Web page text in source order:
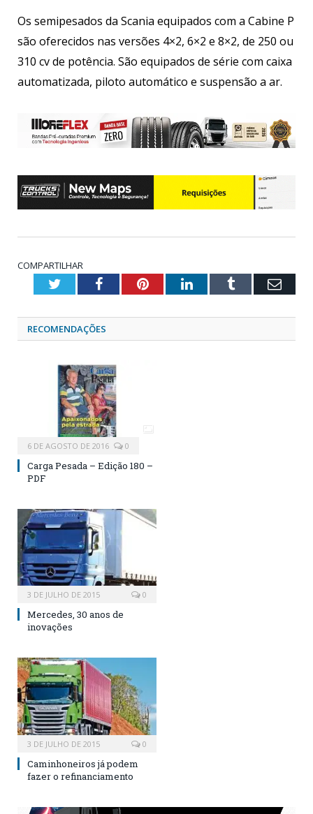
Os semipesados da Scania equipados com a Cabine P
são oferecidos nas versões 4×2, 6×2 e 8×2, de 250 ou
310 cv de potência. São equipados de série com caixa
automatizada, piloto automático e suspensão a ar.
COMPARTILHAR
TwitterFacebookPinterestLinkedInTumblr
RECOMENDAÇÕES
6 DE AGOSTO DE 2016 0
Carga Pesada – Edição 180 –
PDF
3 DE JULHO DE 2015 0
Mercedes, 30 anos de
inovações
3 DE JULHO DE 2015 0
Caminhoneiros já podem
fazer o refinanciamento